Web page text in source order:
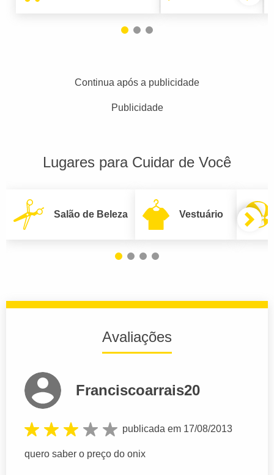
Continua após a publicidade
Publicidade
Lugares para Cuidar de Você
Salão de Beleza Vestuário
Avaliações
Franciscoarrais20
publicada em 17/08/2013
quero saber o preço do onix